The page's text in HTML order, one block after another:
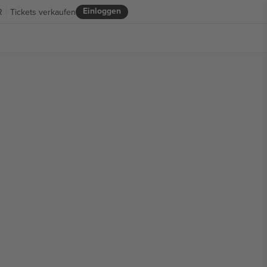
Einloggen
Tickets verkaufen